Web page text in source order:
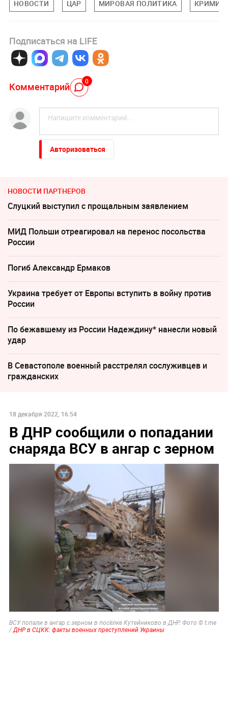
НОВОСТИ ЦАР МИРОВАЯ ПОЛИТИКА
Подписаться на LIFE
Комментарий 0
Авторизоваться
НОВОСТИ ПАРТНЕРОВ
Слуцкий выступил с прощальным заявлением
МИД Польши отреагировал на перенос посольства
России
Погиб Александр Ермаков
Украина требует от Европы вступить в войну против
России
По бежавшему из России Надеждину* нанесли новый
удар
В Севастополе военный расстрелял сослуживцев и
гражданских
18 декабря 2022, 16:54
В ДНР сообщили о попадании
снаряда ВСУ в ангар с зерном
ВСУ попали в ангар с зерном в посёлке Кутейниково в ДНР. Фото © t.me
/ ДНР в СЦКК: факты военных преступлений Украины